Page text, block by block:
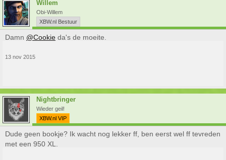
Willem
Obi-Willem
XBW.nl Bestuur
Damn @Cookie da's de moeite.
13 nov 2015
Nightbringer
Wieder geil!
XBW.nl VIP
Dude geen bookje? Ik wacht nog lekker ff, ben eerst wel ff tevreden
met een 950 XL.